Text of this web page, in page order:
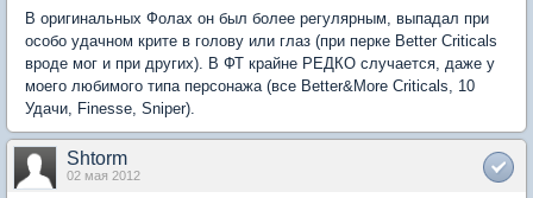
В оригинальных Фолах он был более регулярным, выпадал при
особо удачном крите в голову или глаз (при перке Better Criticals 
вроде мог и при других). В ФТ крайне РЕДКО случается, даже у
моего любимого типа персонажа (все Better&More Criticals, 10
Удачи, Finesse, Sniper).
Shtorm
02 мая 2012